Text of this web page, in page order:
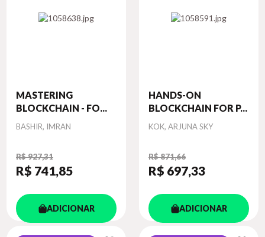
MASTERING
BLOCKCHAIN - FO...
Autor
BASHIR, IMRAN
R$ 927,31
R$ 741,85
ADICIONAR
HANDS-ON
BLOCKCHAIN FOR P...
Autor
KOK, ARJUNA SKY
R$ 871,66
R$ 697,33
ADICIONAR